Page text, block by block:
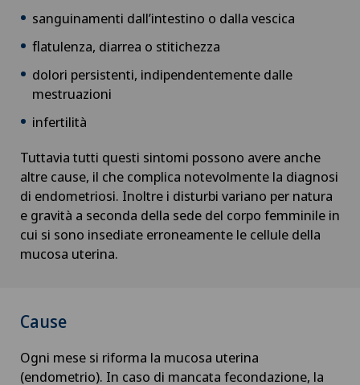
Chirurgia aortica
Chirurgia del ginocchio
Chirurgia del gomito
Chirurgia del pancreas
Chirurgia del piede e della caviglia
Chirurgia della cistifellea
Chirurgia della mano
Chirurgia della retina
sanguinamenti dall’intestino o dalla vescica
flatulenza, diarrea o stitichezza
dolori persistenti, indipendentemente dalle
mestruazioni
infertilità
Tuttavia tutti questi sintomi possono avere anche
altre cause, il che complica notevolmente la diagnosi
di endometriosi. Inoltre i disturbi variano per natura
e gravità a seconda della sede del corpo femminile in
cui si sono insediate erroneamente le cellule della
mucosa uterina.
Cause
Ogni mese si riforma la mucosa uterina
(endometrio). In caso di mancata fecondazione, la